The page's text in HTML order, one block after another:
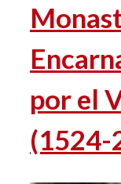
por el
(1524-